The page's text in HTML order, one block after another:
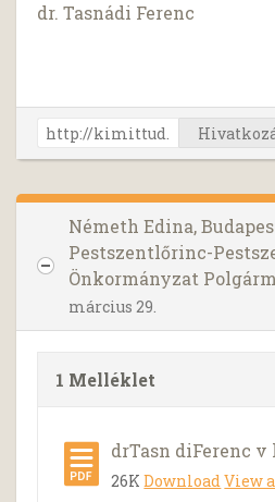
dr. Tasnádi Ferenc
Németh Edina,
Pestszentlőrinc-
Önkormányzat
március 29.
1 Melléklet
drTasn diFerenc v
26KDownloadView